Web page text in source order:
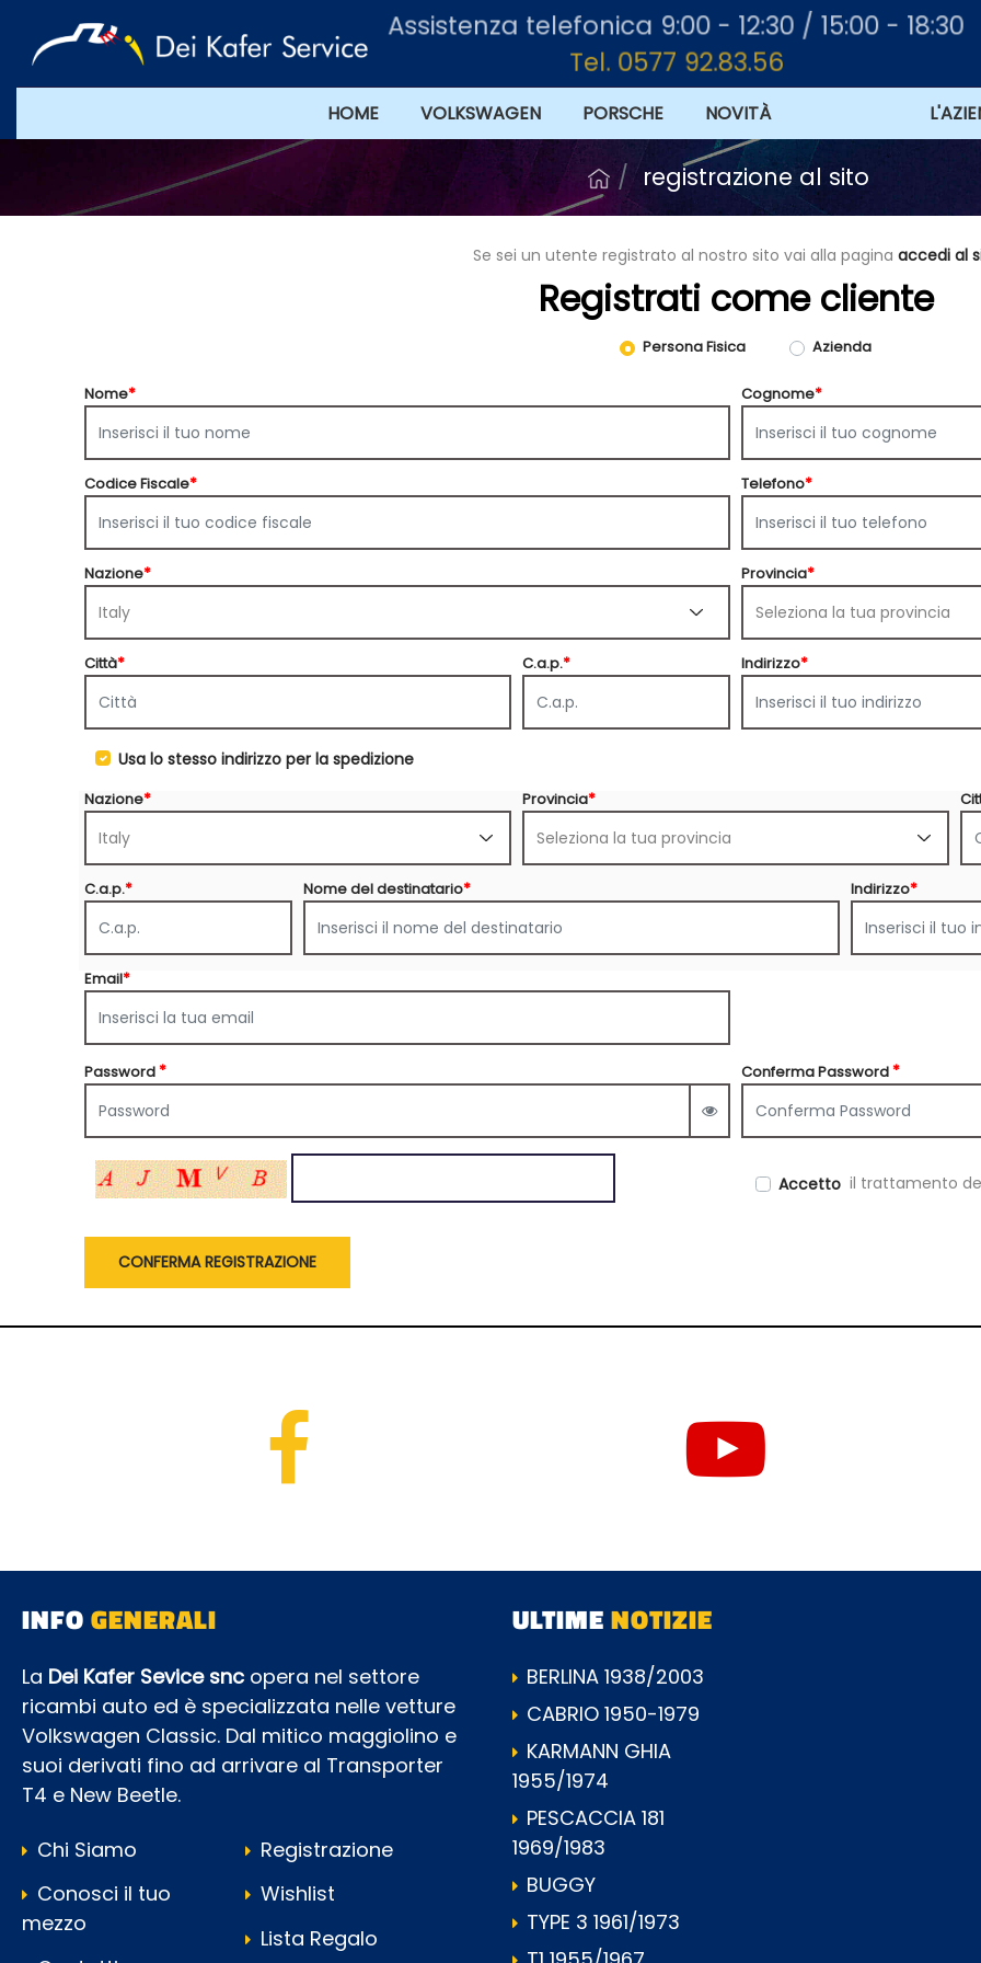
Assistenza telefonica 9:00 - 12:30 / 15:00 - 18:30
Tel. 0577 92.83.56
HOME VOLKSWAGEN PORSCHE NOVITÀ
registrazione al sito
Se sei un utente registrato al nostro sito vai alla pagina accedi al
Registrati come cliente
Tipo di utente
Persona Fisica Azienda
Nome* Cognome*
Codice Fiscale* Telefono*
Nazione* Provincia*
Città* C.a.p.* Indirizzo*
Usa lo stesso indirizzo per la spedizione
Nazione* Provincia*
C.a.p.* Nome del destinatario* Indirizzo*
Email*
Password *
View password
Conferma Password *
Accetto il trattamento
INFOGENERALI
La Dei Kafer Sevice snc opera nel settore
ricambi auto ed è specializzata nelle vetture
Volkswagen Classic. Dal mitico maggiolino e
suoi derivati fino ad arrivare al Transporter
T4 e New Beetle.
Chi Siamo
Conosci il tuo
mezzo
Registrazione
Wishlist
Lista Regalo
ULTIMENOTIZIE
BERLINA 1938/2003
CABRIO 1950-1979
KARMANN GHIA
1955/1974
PESCACCIA 181
1969/1983
BUGGY
TYPE 3 1961/1973